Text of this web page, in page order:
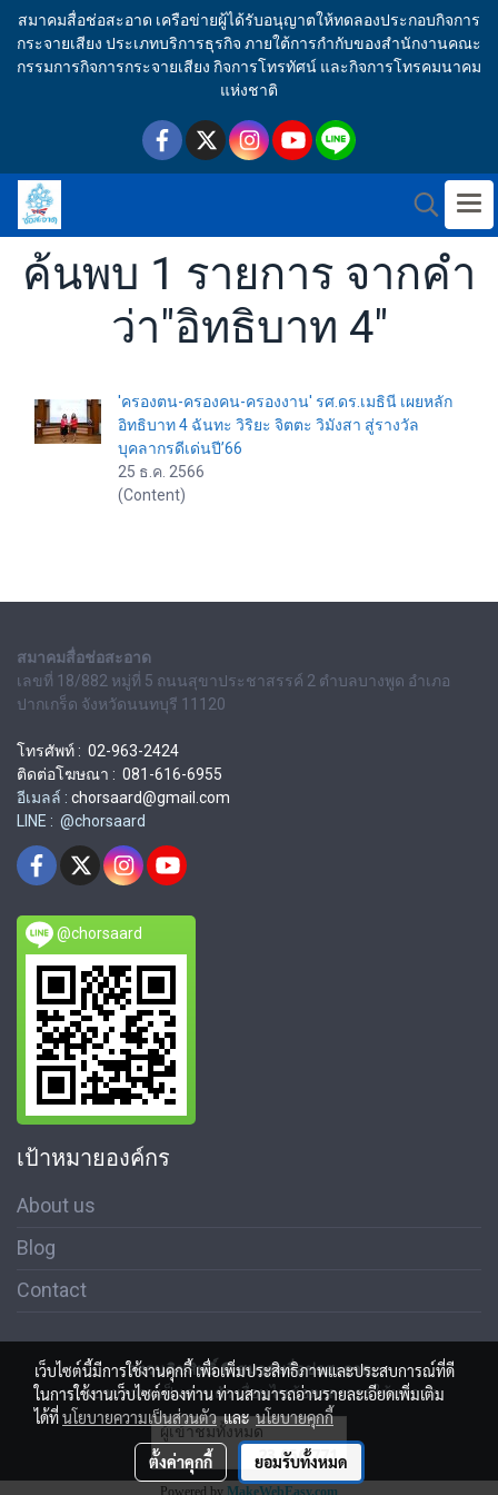
สมาคมสื่อช่อสะอาด เครือข่ายผู้ได้รับอนุญาตให้ทดลองประกอบกิจการ
กระจายเสียง ประเภทบริการธุรกิจ ภายใต้การกำกับของสำนักงานคณะ
กรรมการกิจการกระจายเสียง กิจการโทรทัศน์ และกิจการโทรคมนาคม
แห่งชาติ
ค้นพบ 1 รายการ จากคำ
ว่า"อิทธิบาท 4"
'ครองตน-ครองคน-ครองงาน' รศ.ดร.เมธินี เผยหลัก
อิทธิบาท 4 ฉันทะ วิริยะ จิตตะ วิมังสา สู่รางวัล
บุคลากรดีเด่นปี’66
25 ธ.ค. 2566
(Content)
สมาคมสื่อช่อสะอาด
เลขที่ 18/882 หมู่ที่ 5 ถนนสุขาประชาสรรค์ 2 ตำบลบางพูด อำเภอ
ปากเกร็ด จังหวัดนนทบุรี 11120
โทรศัพท์ : 02-963-2424
ติดต่อโฆษณา : 081-616-6955
อีเมลล์ : chorsaard@gmail.com
LINE : @chorsaard
@chorsaard
เป้าหมายองค์กร
About us
Blog
Contact
สงวนลิขสิทธิ์ © สมาคมสื่อช่อสะอาด
นโนบายความเป็นส่วนตัว เงื่อนไขข้อตกลงการใช้บริการ
ผู้เข้าชมทั้งหมด
23,056,771
Powered by MakeWebEasy.com
เว็บไซต์นี้มีการใช้งานคุกกี้ เพื่อเพิ่มประสิทธิภาพและประสบการณ์ที่ดี
ในการใช้งานเว็บไซต์ของท่าน ท่านสามารถอ่านรายละเอียดเพิ่มเติม
ได้ที่นโยบายความเป็นส่วนตัวและนโยบายคุกกี้
ตั้งค่าคุกกี้ ยอมรับทั้งหมด